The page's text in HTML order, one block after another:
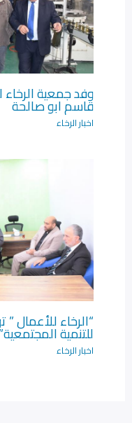
وفد جمعية الرخاء
قاسم ابو صالحة
اخبار الرخاء
“الرخاء للأعمال
للتنمية
اخبار الرخاء